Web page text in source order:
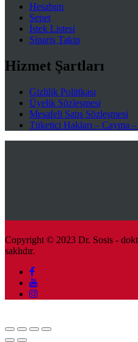
Hesabım
Sepet
İstek Listesi
Sipariş Takip
Hizmet Şartları
Gizlilik Politikası
Üyelik Sözleşmesi
Mesafeli Satış Sözleşmesi
Tüketici Hakları – Cayma
Copyright © 2023 Dr. Sosis -
saklıdır.